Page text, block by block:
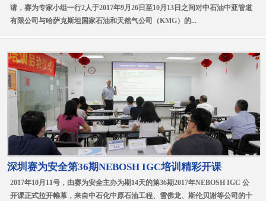
请，赛为专家小组一行2人于2017年9月26日至10月13日之间对中石油中亚管道
有限公司与哈萨克斯坦国家石油和天然气公司（KMG）的...
深圳赛为安全第36期NEBOSH IGC培训精彩开课
2017年10月11号，由赛为安全主办为期14天的第36期2017年NEBOSH IGC 公
开课正式拉开帷幕，来自中石化中原石油工程、雪佛龙、斯伦贝谢等公司的十